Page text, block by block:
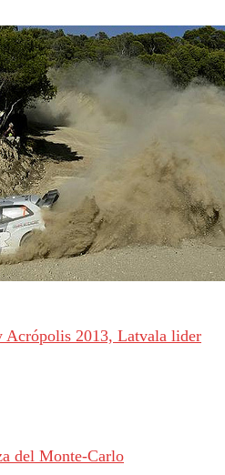
Acrópolis 2013, Latvala lider
del Monte-Carlo